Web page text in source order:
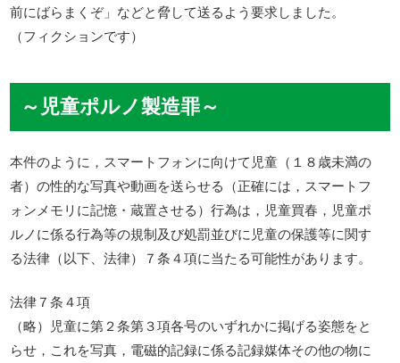
前にばらまくぞ」などと脅して送るよう要求しました。
（フィクションです）
～児童ポルノ製造罪～
本件のように，スマートフォンに向けて児童（１８歳未満の
者）の性的な写真や動画を送らせる（正確には，スマートフ
ォンメモリに記憶・蔵置させる）行為は，児童買春，児童ポ
ルノに係る行為等の規制及び処罰並びに児童の保護等に関す
る法律（以下、法律）７条４項に当たる可能性があります。
法律７条４項
（略）児童に第２条第３項各号のいずれかに掲げる姿態をと
らせ，これを写真，電磁的記録に係る記録媒体その他の物に